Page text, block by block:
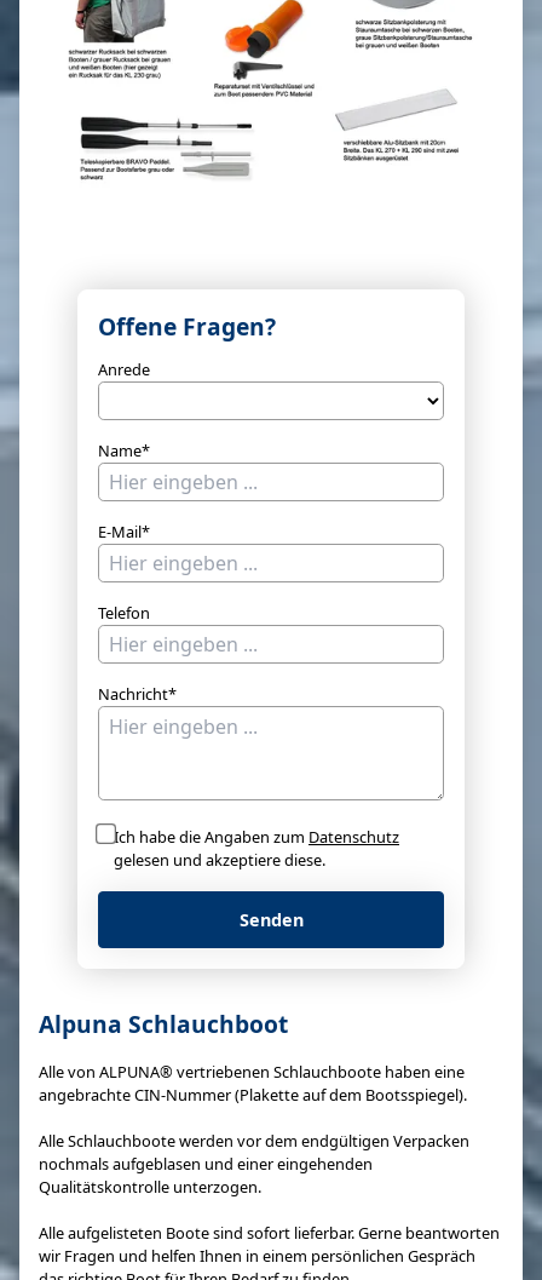
Offene Fragen?
Anrede
Name*
E-Mail*
Telefon
Nachricht*
Ich habe die Angaben zum Datenschutz
gelesen und akzeptiere diese.
Senden
Alpuna Schlauchboot
Alle von ALPUNA® vertriebenen Schlauchboote haben eine
angebrachte CIN-Nummer (Plakette auf dem Bootsspiegel).
Alle Schlauchboote werden vor dem endgültigen Verpacken
nochmals aufgeblasen und einer eingehenden
Qualitätskontrolle unterzogen.
Alle aufgelisteten Boote sind sofort lieferbar. Gerne beantworten
wir Fragen und helfen Ihnen in einem persönlichen Gespräch